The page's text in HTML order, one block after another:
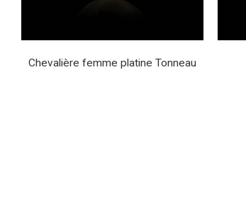
Chevalière femme platine Tonneau